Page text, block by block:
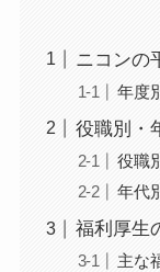
ニコンの
年度
役職別・
役職
年代
福利厚生
主な